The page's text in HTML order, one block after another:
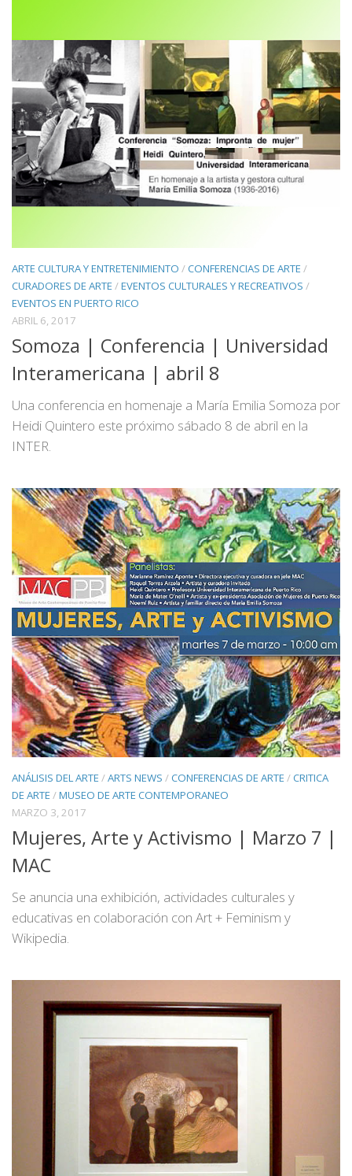
ARTE CULTURA Y ENTRETENIMIENTO /CONFERENCIAS DE ARTE /
CURADORES DE ARTE /EVENTOS CULTURALES Y RECREATIVOS /
EVENTOS EN PUERTO RICO
ABRIL 6, 2017
Somoza | Conferencia | Universidad
Interamericana | abril 8
Una conferencia en homenaje a María Emilia Somoza por
Heidi Quintero este próximo sábado 8 de abril en la
INTER.
ANÁLISIS DEL ARTE /ARTS NEWS /CONFERENCIAS DE ARTE /CRITICA
DE ARTE /MUSEO DE ARTE CONTEMPORANEO
MARZO 3, 2017
Mujeres, Arte y Activismo | Marzo 7 |
MAC
Se anuncia una exhibición, actividades culturales y
educativas en colaboración con Art + Feminism y
Wikipedia.